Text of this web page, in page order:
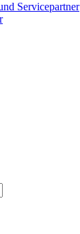
Servicepartner